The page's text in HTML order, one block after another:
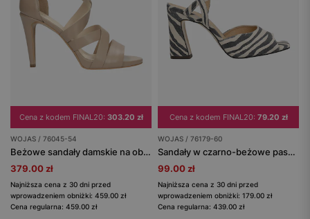
Cena z kodem FINAL20: 303.20 zł
WOJAS / 76045-54
Beżowe sandały damskie na obcasie
379.00 zł
Najniższa cena z 30 dni przed
wprowadzeniem obniżki: 459.00 zł
Cena regularna: 459.00 zł
Cena z kodem FINAL20: 79.20 zł
WOJAS / 76179-60
Sandały w czarno-beżowe paski na szerokim słupku
99.00 zł
Najniższa cena z 30 dni przed
wprowadzeniem obniżki: 179.00 zł
Cena regularna: 439.00 zł